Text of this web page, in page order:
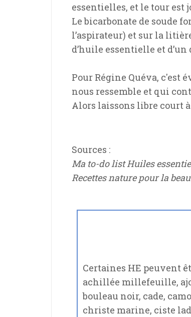
essentielles, et le tour est
Le bicarbonate de soude
l’aspirateur) et sur la
d’huile essentielle et d’un
Pour Régine Quéva, c'est
nous ressemble et qui
Alors laissons libre court
Sources :
Ma to-do list Huiles
Recettes nature pour la
Certaines HE peuvent
achillée millefeuille,
bouleau noir, cade,
christe marine, ciste